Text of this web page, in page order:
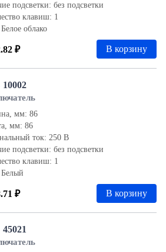
подсветки: без подсветки
клавиш: 1
облако
₽ В корзину
мм: 86
мм: 86
ток: 250 В
подсветки: без подсветки
клавиш: 1
₽ В корзину